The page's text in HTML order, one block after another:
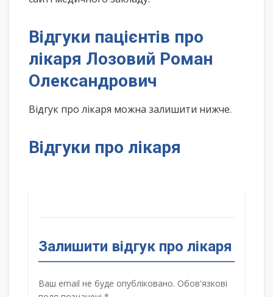
Відгуки пацієнтів про
лікаря Лозовий Роман
Олександрович
Відгук про лікаря можна залишити нижче.
Відгуки про лікаря
Залишити відгук про лікаря
Ваш email не буде опубліковано. Обов'язкові